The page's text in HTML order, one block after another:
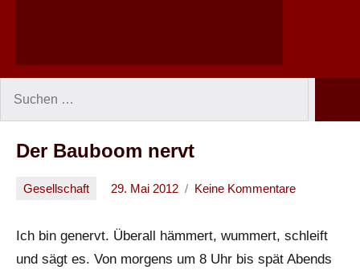
Der Bauboom nervt
Gesellschaft 29. Mai 2012 Keine Kommentare
Ich bin genervt. Überall hämmert, wummert, schleift
und sägt es. Von morgens um 8 Uhr bis spät Abends